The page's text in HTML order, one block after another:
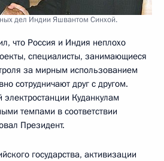
дел Индии Яшвантом Синхой.
что Россия и Индия неплохо
специалисты, занимающиеся
за мирным использованием
сотрудничают друг с другом.
электростанции Куданкулам
темпами в соответствии
Президент.
государства, активизации